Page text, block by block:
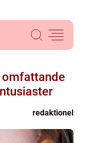
redaktionel